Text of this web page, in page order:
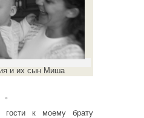
и их сын Миша
。
гости к моему брату